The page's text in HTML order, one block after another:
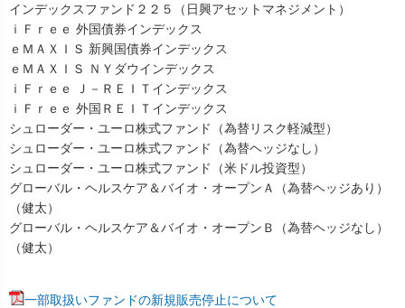
インデックスファンド２２５（日興アセットマネジメント）
ｉＦｒｅｅ 外国債券インデックス
ｅＭＡＸＩＳ 新興国債券インデックス
ｅＭＡＸＩＳ ＮＹダウインデックス
ｉＦｒｅｅ Ｊ－ＲＥＩＴインデックス
ｉＦｒｅｅ 外国ＲＥＩＴインデックス
シュローダー・ユーロ株式ファンド（為替リスク軽減型）
シュローダー・ユーロ株式ファンド（為替ヘッジなし）
シュローダー・ユーロ株式ファンド（米ドル投資型）
グローバル・ヘルスケア＆バイオ・オープンＡ（為替ヘッジあり）
（健太）
グローバル・ヘルスケア＆バイオ・オープンＢ（為替ヘッジなし）
（健太）
一部取扱いファンドの新規販売停止について